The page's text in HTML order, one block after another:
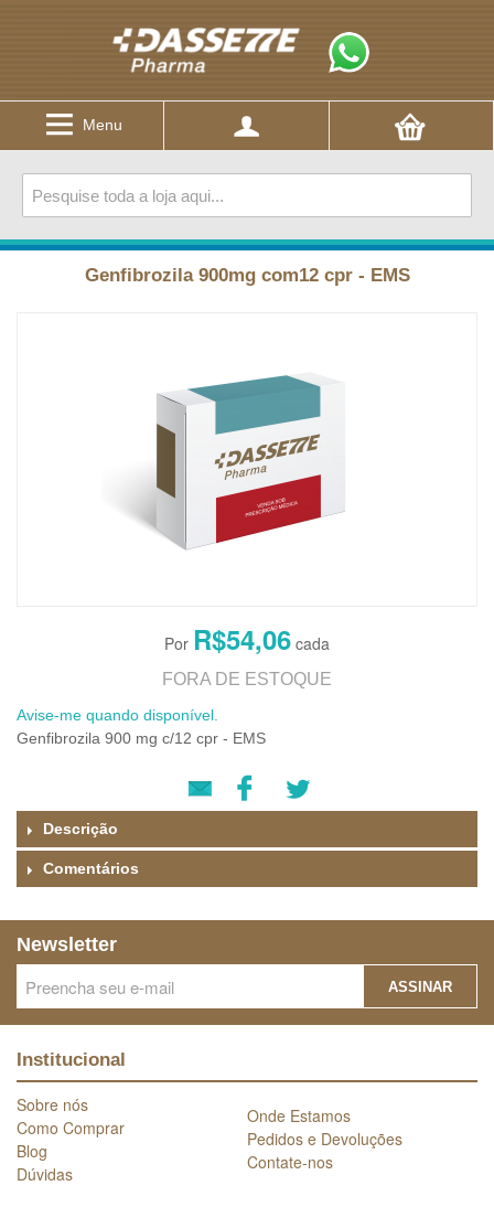
Menu
Genfibrozila 900mg com12 cpr - EMS
R$54,06
FORA DE ESTOQUE
Avise-me quando disponível.
Genfibrozila 900 mg c/12 cpr - EMS
Descrição
Comentários
Newsletter
ASSINAR
Institucional
Sobre nós
Como Comprar
Blog
Dúvidas
Onde Estamos
Pedidos e Devoluções
Contate-nos